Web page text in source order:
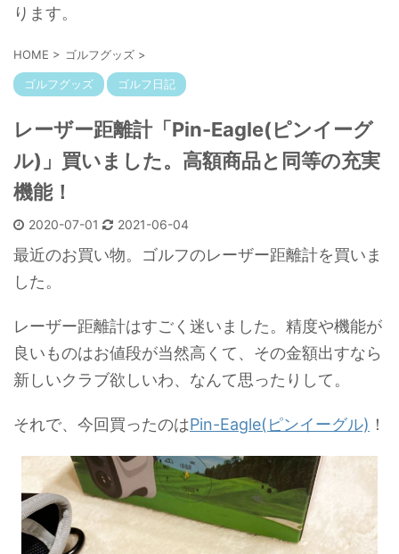
ります。
HOME > ゴルフグッズ >
ゴルフグッズ ゴルフ日記
レーザー距離計「Pin-Eagle(ピンイーグ
ル)」買いました。高額商品と同等の充実
機能！
2020-07-01 2021-06-04
最近のお買い物。ゴルフのレーザー距離計を買いま
した。
レーザー距離計はすごく迷いました。精度や機能が
良いものはお値段が当然高くて、その金額出すなら
新しいクラブ欲しいわ、なんて思ったりして。
それで、今回買ったのはPin-Eagle(ピンイーグル) ！